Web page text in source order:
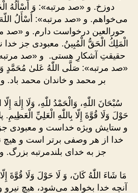
دوزخ. و «صد مرتبه»: وَ أَسْأَلُهُ
می‌خواهم. و «صد مرتبه»: أَسْأَلُ اللّهَ
حورالعین درخواست دارم. و «صد
الْمَلِكُ الْحَقُّ الْمُبِينُ. معبودى جز
حقیقتِ آشکارِ هستى. و «صد
«صد مرتبه»: صَلَّى اللّٰهُ عَلیٰ مُحَمَّدٍ
بر محمد و خاندان محمد باد.
سُبْحَانَ اللّٰهِ، وَالْحَمْدُ للّٰهِ، وَلَا إِلٰهَ إِلّا
حَوْلَ وَلَا قُوَّةَ إِلّا بِاللّٰهِ الْعَلِيِّ
و ستایش ویژه خداست و معبودى
خدا از هر وصفى برتر است و هیچ
جز به خداى بلندمرتبه بزرگ.
مَا شَاءَ اللّٰهُ كَانَ، وَ لَا حَوْلَ وَلَا قُوَّةَ
آنچه خدا بخواهد می‌شود، هیچ